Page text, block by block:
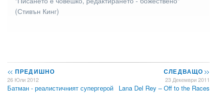
(Стивън Кинг)
<< ПРЕДИШНО
26 Юли 2012
Батман - реалистичният супергерой
СЛЕДВАЩО>>
23 Декември 2011
Lana Del Rey – Off to the Races